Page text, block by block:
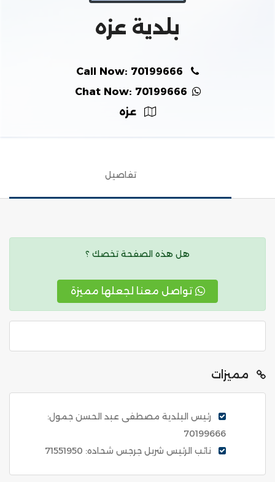
بلدية عزه
Call Now: 70199666
Chat Now: 70199666
عزه
تفاصيل
هل هذه الصفحة تخصك ؟
تواصل معنا لجعلها مميزة
مميزات
رئيس البلدية مصطفى عبد الحسن جمول:
70199666
نائب الرئيس شربل جرجس شحاده: 71551950